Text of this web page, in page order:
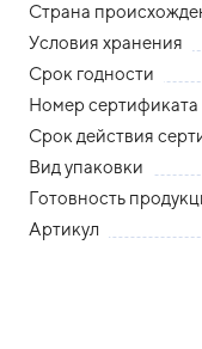
Страна
Условия хранения
Срок годности
Номер сертификата
Срок действия
Вид упаковки
Готовность
Артикул